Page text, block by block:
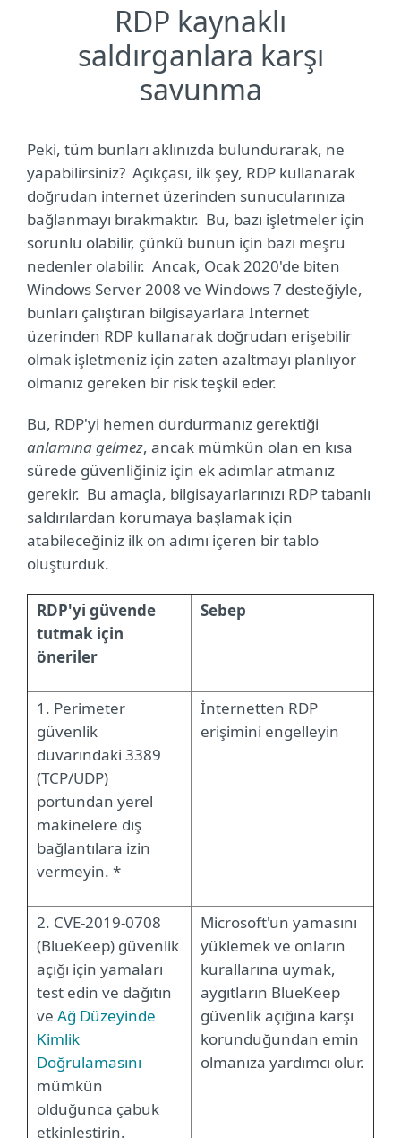
RDP kaynaklı
saldırganlara karşı
savunma
Peki, tüm bunları aklınızda bulundurarak, ne
yapabilirsiniz? Açıkçası, ilk şey, RDP kullanarak
doğrudan internet üzerinden sunucularınıza
bağlanmayı bırakmaktır. Bu, bazı işletmeler için
sorunlu olabilir, çünkü bunun için bazı meşru
nedenler olabilir. Ancak, Ocak 2020'de biten
Windows Server 2008 ve Windows 7 desteğiyle,
bunları çalıştıran bilgisayarlara Internet
üzerinden RDP kullanarak doğrudan erişebilir
olmak işletmeniz için zaten azaltmayı planlıyor
olmanız gereken bir risk teşkil eder.
Bu, RDP'yi hemen durdurmanız gerektiği
anlamına gelmez, ancak mümkün olan en kısa
sürede güvenliğiniz için ek adımlar atmanız
gerekir. Bu amaçla, bilgisayarlarınızı RDP tabanlı
saldırılardan korumaya başlamak için
atabileceğiniz ilk on adımı içeren bir tablo
oluşturduk.
RDP'yi güvende
tutmak için
öneriler
Sebep
1. Perimeter
güvenlik
duvarındaki 3389
(TCP/UDP)
portundan yerel
makinelere dış
bağlantılara izin
vermeyin. *
İnternetten RDP
erişimini engelleyin
2. CVE-2019-0708
(BlueKeep) güvenlik
açığı için yamaları
test edin ve dağıtın
ve Ağ Düzeyinde
Kimlik
Doğrulamasını
mümkün
olduğunca çabuk
etkinleştirin.
Microsoft'un yamasını
yüklemek ve onların
kurallarına uymak,
aygıtların BlueKeep
güvenlik açığına karşı
korunduğundan emin
olmanıza yardımcı olur.